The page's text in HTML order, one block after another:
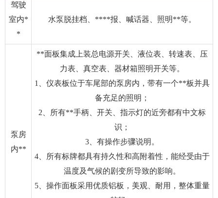
驾驶
室内*
*
水泵脱挂档、****报、喊话器、照明**等。
泵房
内**
**面板集成上装总电源开关、液位表、转速表、压
力表、真空表、器材箱照明开关等。
1、仪表板位于车尾部的泵房内，带有一个**板并具
备充足的照明；
2、所有**手柄、开关、指示灯的近旁都有中文标
识；
3、有操作步骤说明。
4、所有标牌都具有持久性和高附着性，能经受由于
温度及气候的剧变所导致的影响。
5、操作面板采用优质铝板，美观、耐用，整体重量